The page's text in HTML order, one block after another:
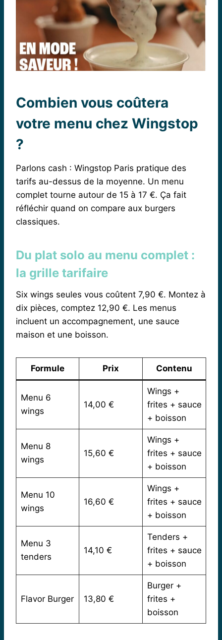
Combien vous coûtera
votre menu chez Wingstop
?
Parlons cash : Wingstop Paris pratique des
tarifs au-dessus de la moyenne. Un menu
complet tourne autour de 15 à 17 €. Ça fait
réfléchir quand on compare aux burgers
classiques.
Du plat solo au menu complet :
la grille tarifaire
Six wings seules vous coûtent 7,90 €. Montez à
dix pièces, comptez 12,90 €. Les menus
incluent un accompagnement, une sauce
maison et une boisson.
Formule Prix Contenu
Menu 6
wings
14,00 €
Wings +
frites + sauce
+ boisson
Menu 8
wings
15,60 €
Wings +
frites + sauce
+ boisson
Menu 10
wings
16,60 €
Wings +
frites + sauce
+ boisson
Menu 3
tenders
14,10 €
Tenders +
frites + sauce
+ boisson
Flavor Burger 13,80 €
Burger +
frites +
boisson